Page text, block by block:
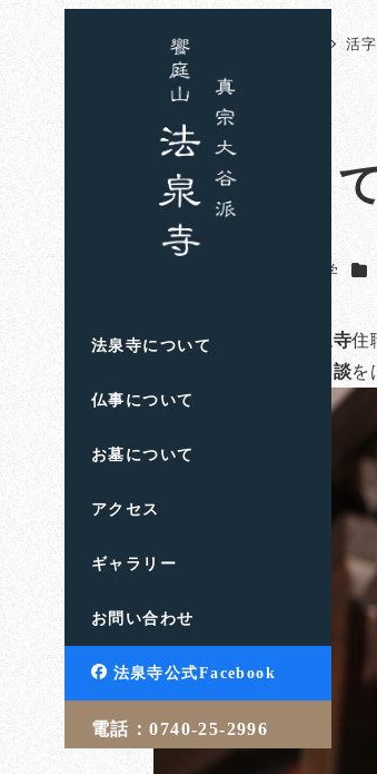
法泉寺について
仏事について
お墓について
アクセス
ギャラリー
お問い合わせ
法泉寺公式Facebook
電話：0740-25-2996
お知らせ 活
活字に対し
吉武 学 カ
滋賀県高島市 饗庭山法泉寺住
終活のご相談を